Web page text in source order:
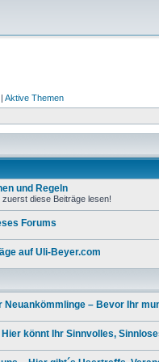
| Aktive Themen
und Regeln
zuerst diese Beiträge lesen!
Forums
auf Uli-Beyer.com
Neuankömmlinge – Bevor Ihr
könnt Ihr Sinnvolles,